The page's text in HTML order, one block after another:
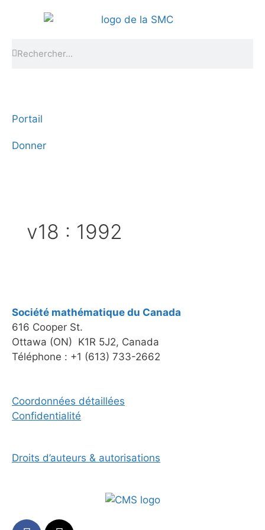
Portail
Donner
v18 : 1992
Société mathématique du Canada
616 Cooper St.
Ottawa (ON) K1R 5J2, Canada
Téléphone : +1 (613) 733-2662
Coordonnées détaillées
Confidentialité
Droits d’auteurs & autorisations